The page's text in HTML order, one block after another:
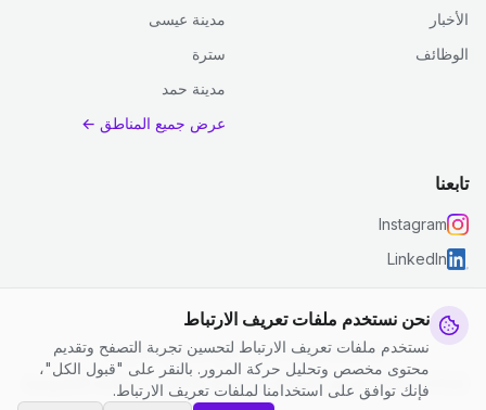
نحن نستخدم ملفات تعريف الارتباط
نستخدم ملفات تعريف الارتباط لتحسين تجربة التصفح وتقديم
محتوى مخصص وتحليل حركة المرور. بالنقر على "قبول الكل"،
فإنك توافق على استخدامنا لملفات تعريف الارتباط.
الأخبار
الوظائف
مدينة عيسى
سترة
مدينة حمد
عرض جميع المناطق ←
تابعنا
Instagram
LinkedIn
© 2026 جست كلين. جميع الحقوق محفوظة.
سياسة الخصوصية
الشروط والأحكام | إعدادات ملفات تعريف الارتباط